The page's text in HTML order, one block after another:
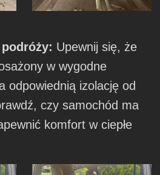
Upewnij się, że
w wygodne
odpowiednią izolację od
czy samochód ma
komfort w ciepłe